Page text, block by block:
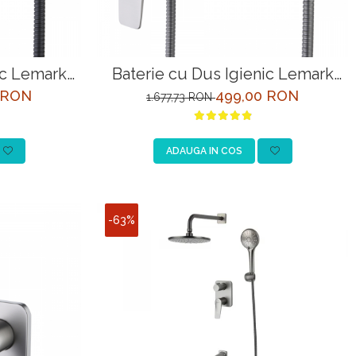
Lemark
Baterie cu Dus Igienic Lemark
Bronx LM3718GM Grafit
1.677,73 RON499,00 RON
ADAUGA IN COS
-63%